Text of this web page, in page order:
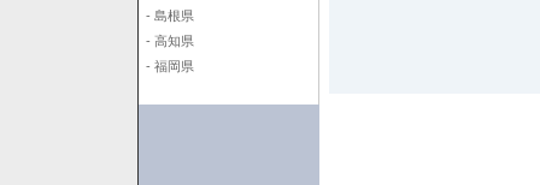
- 島根県
- 高知県
- 福岡県